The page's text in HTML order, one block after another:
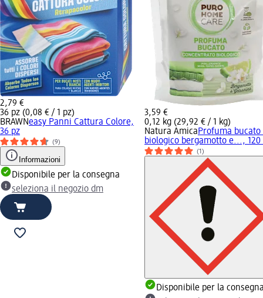
2,79 €
36 pz (0,08 € / 1 pz)
BRAWNeasy Panni Cattura Colore,
36 pz
(9)
Informazioni
Disponibile per la consegna
seleziona il negozio dm
3,59 €
0,12 kg (29,92 € / 1 kg)
Natura AmicaProfuma
biologico bergamotto e..., 120
(1)
Disponibile per la